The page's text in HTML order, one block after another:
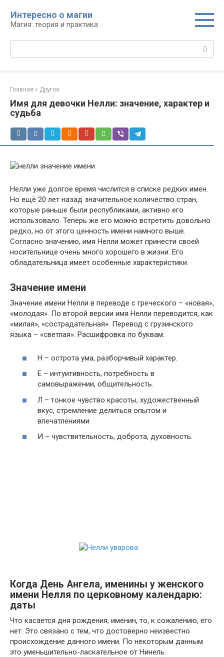
контенту
Интересно о магии
Магия: теория и практика
Главная » Другое
Имя для девочки Нелли: значение, характер и
судьба
Нелли уже долгое время числится в списке редких имен.
Но ещё 20 лет назад значительное количество стран,
которые раньше были республиками, активно его
использовало. Теперь же его можно встретить довольно
редко, но от этого ценность имени намного выше.
Согласно значению, имя Нелли может принести своей
носительнице очень много хорошего в жизни. Его
обладательница имеет особенные характеристики.
Значение имени
Значение имени Нелли в переводе с греческого – «новая»,
«молодая». По второй версии имя Нелли переводится, как
«милая», «сострадательная». Перевод с грузинского
языка – «светлая». Расшифровка по буквам:
Н – острота ума, разборчивый характер.
Е – интуитивность, потребность в
самовыражении, общительность.
Л – тонкое чувство красоты, художественный
вкус, стремление делиться опытом и
впечатлениями
И – чувствительность, доброта, духовность.
Когда День Ангела, именины у женского
имени Нелля по церковному календарю:
даты
Что касается дня рождения, именин, то, к сожалению, его
нет. Это связано с тем, что достоверно неизвестно
происхождение данного имени. По некоторым данным
это уменьшительно-ласкательное от Нинель.